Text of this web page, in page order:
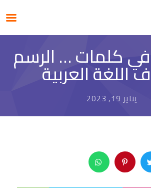
كلمات … الرسم
اللغة العربية
يناير 19, 2023